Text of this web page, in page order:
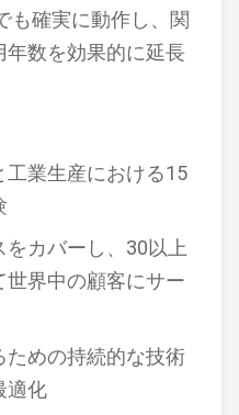
も確実に動作し、関
数を効果的に延長
業生産における15
カバーし、30以上
界中の顧客にサー
めの持続的な技術
適化